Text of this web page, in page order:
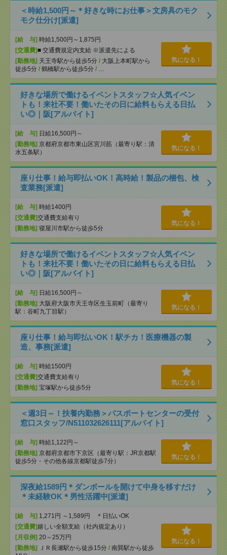
＜時給1,500円～＊好きな時にお仕事＞文房具のモク
モク仕分け[派遣]
[給 与] 時給1,500円～1,875円
[交通費]■ 交通費規定内支給 ※派遣先による
[勤務地] 天王寺駅から徒歩5分 / 大阪上本町駅から
徒歩5分 / 鶴橋駅から徒歩5分 / …
気になる！
好きな場所で働けるイベントスタッフ☆人気イベン
トも！来社不要！働いたその日に給料もらえる日払
い◎｜阪[アルバイト]
[給 与] 日給16,500円～
[勤務地] 京都府京都市東山区宮川筋（最寄り駅：清
水五条駅）
気になる！
座り仕事！給与即払いOK！高時給！製品の梱包、検
査業務[派遣]
[給 与] 時給1400円
[交通費]交通費支給有り
[勤務地] 寝屋川市駅から徒歩5分
気になる！
好きな場所で働けるイベントスタッフ☆人気イベン
トも！来社不要！働いたその日に給料もらえる日払
い◎｜阪[アルバイト]
[給 与] 日給16,500円～
[勤務地] 大阪府大阪市天王寺区生玉前町（最寄り
駅：谷町九丁目駅）
気になる！
座り仕事！給与即払いOK！駅チカ！医療機器の製
造、事務[派遣]
[給 与] 時給1500円
[交通費]交通費支給有り
[勤務地] 宝塚駅から徒歩5分
気になる！
＜週3日～！扶養内勤務＞パスポートセンターの受付
窓口スタッフ/N511032626111[アルバイト]
[給 与] 時給1,122円～
[勤務地] 京都府京都市下京区（最寄り駅：JR京都駅
徒歩5分・その他各線京都駅徒歩7分）
気になる！
深夜給1589円＊ダンボールを開けて中身を移すだけ
＊未経験OK＊男性活躍中[派遣]
[給 与] 1,271円 ～1,589円 ＊日払いOK
[交通費]嬉しい全額支給（社内規定あり）
[月収例] 20～25万円
[勤務地] ＪＲ長瀬駅から徒歩15分 / 南巽駅から徒歩
気になる！